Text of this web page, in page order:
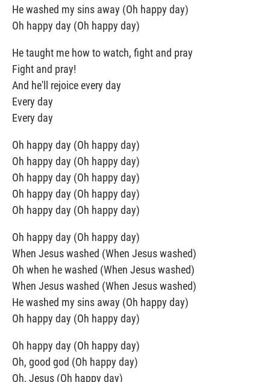
He washed my sins away (Oh happy day)
Oh happy day (Oh happy day)
He taught me how to watch, fight and pray
Fight and pray!
And he'll rejoice every day
Every day
Every day
Oh happy day (Oh happy day)
Oh happy day (Oh happy day)
Oh happy day (Oh happy day)
Oh happy day (Oh happy day)
Oh happy day (Oh happy day)
Oh happy day (Oh happy day)
When Jesus washed (When Jesus washed)
Oh when he washed (When Jesus washed)
When Jesus washed (When Jesus washed)
He washed my sins away (Oh happy day)
Oh happy day (Oh happy day)
Oh happy day (Oh happy day)
Oh, good god (Oh happy day)
Oh, Jesus (Oh happy day)